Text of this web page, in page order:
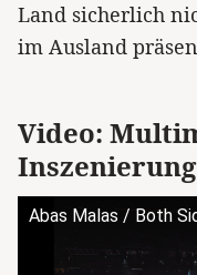
Land sicherlich
im Ausland
Video:
Inszenierung
Abas Malas / Both